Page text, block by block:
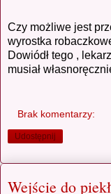
Czy możliwe jest
wyrostka
Dowiódł tego ,
musiał
Brak komentarzy:
Udostępnij
Wejście do